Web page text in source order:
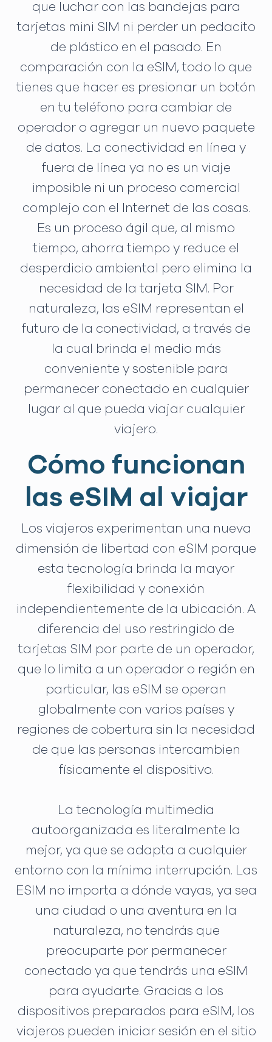
que luchar con las bandejas para
tarjetas mini SIM ni perder un pedacito
de plástico en el pasado. En
comparación con la eSIM, todo lo que
tienes que hacer es presionar un botón
en tu teléfono para cambiar de
operador o agregar un nuevo paquete
de datos. La conectividad en línea y
fuera de línea ya no es un viaje
imposible ni un proceso comercial
complejo con el Internet de las cosas.
Es un proceso ágil que, al mismo
tiempo, ahorra tiempo y reduce el
desperdicio ambiental pero elimina la
necesidad de la tarjeta SIM. Por
naturaleza, las eSIM representan el
futuro de la conectividad, a través de
la cual brinda el medio más
conveniente y sostenible para
permanecer conectado en cualquier
lugar al que pueda viajar cualquier
viajero.
Cómo funcionan
las eSIM al viajar
Los viajeros experimentan una nueva
dimensión de libertad con eSIM porque
esta tecnología brinda la mayor
flexibilidad y conexión
independientemente de la ubicación. A
diferencia del uso restringido de
tarjetas SIM por parte de un operador,
que lo limita a un operador o región en
particular, las eSIM se operan
globalmente con varios países y
regiones de cobertura sin la necesidad
de que las personas intercambien
físicamente el dispositivo.
La tecnología multimedia
autoorganizada es literalmente la
mejor, ya que se adapta a cualquier
entorno con la mínima interrupción. Las
ESIM no importa a dónde vayas, ya sea
una ciudad o una aventura en la
naturaleza, no tendrás que
preocuparte por permanecer
conectado ya que tendrás una eSIM
para ayudarte. Gracias a los
dispositivos preparados para eSIM, los
viajeros pueden iniciar sesión en el sitio